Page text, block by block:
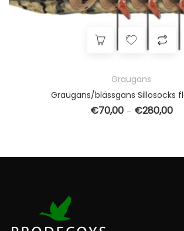
Graugans
Graugans/blässgans Sillosocks
€70,00 – €280,00